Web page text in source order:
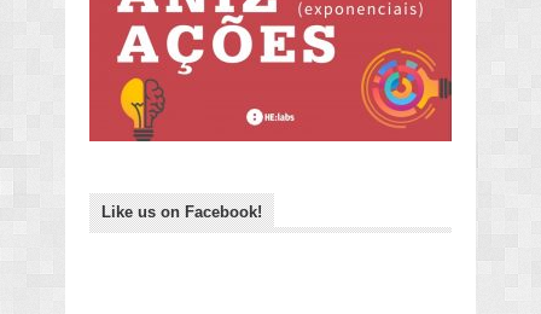
Like us on Facebook!